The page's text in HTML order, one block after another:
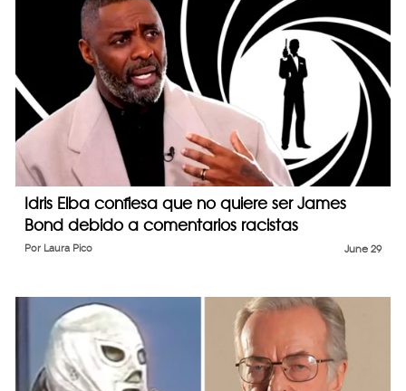
Idris Elba confiesa que no quiere ser James
Bond debido a comentarios racistas
June 29
Por Laura Pico